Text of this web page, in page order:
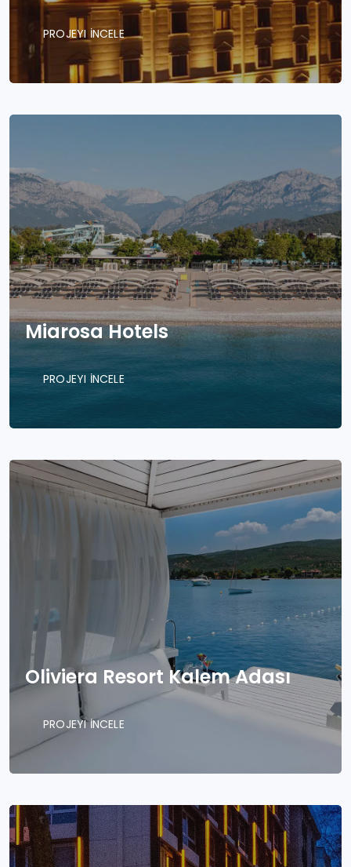
PROJEYI İNCELE
Miarosa Hotels
PROJEYI İNCELE
Oliviera Resort Kalem Adası
PROJEYI İNCELE